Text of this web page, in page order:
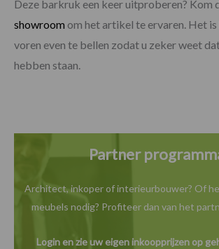
Deze barkruk een keer uitproberen? Kom
showroom om het artikel te ervaren. Het is
voren even te bellen zodat u zeker weet
hebben staan.
Partner
Architect, inkoper of interieurbouwer? Of
meubels nodig? Profiteer dan van het
Login en zie uw eigen inkoopprijzen op